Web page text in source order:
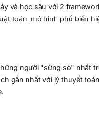
và học sâu với 2
toán, mô hình phổ biến
người "sừng sỏ" nhất
gần nhất với lý thuyết